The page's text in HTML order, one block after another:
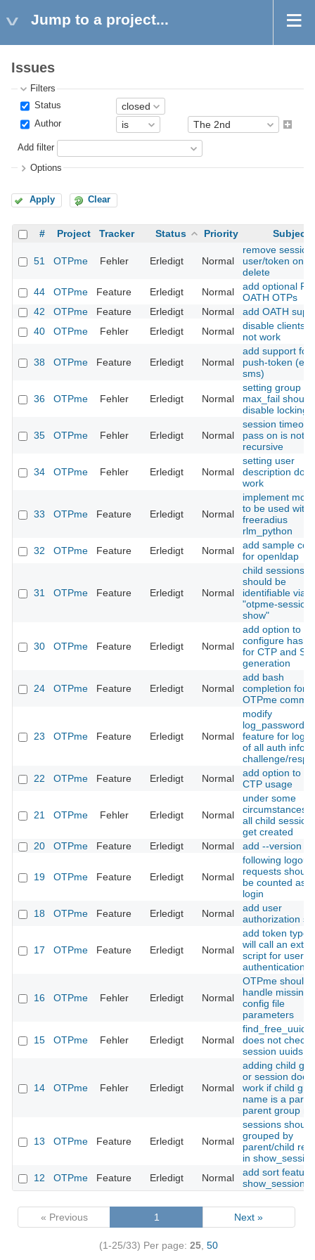
Jump to a project...
Issues
Filters
Status
Author
Add filter
Options
Apply Clear
# Project Tracker Status Priority Subject
51 OTPme Fehler Erledigt Normal
remove
user/token on
delete
44
OTPme Feature Erledigt Normal
add optional
OATH OTPs
42
OTPme Feature Erledigt Normal
add OATH
40
OTPme Fehler Erledigt Normal
disable clients
not work
38 OTPme Feature Erledigt Normal
add support for
push-token (e.g.
sms)
36 OTPme Fehler Erledigt Normal
setting group
max_fail should
disable locking
35 OTPme Fehler Erledigt Normal
session timeout
pass on is not
recursive
34 OTPme Fehler Erledigt Normal
setting user
description
work
33 OTPme Feature Erledigt Normal
implement
to be used with
freeradius
rlm_python
32
OTPme Feature Erledigt Normal
add sample
for openldap
31 OTPme Feature Erledigt Normal
child sessions
should be
identifiable via
"otpme-session
show"
30 OTPme Feature Erledigt Normal
add option to
configure hash
for CTP and
generation
24 OTPme Feature Erledigt Normal
add bash
completion for
OTPme
23 OTPme Feature Erledigt Normal
modify
log_passwords
feature for
of all auth infos
challenge/
22
OTPme Feature Erledigt Normal
add option to
CTP usage
21 OTPme Fehler Erledigt Normal
under some
circumstances
all child
get created
20
OTPme Feature Erledigt Normal add --version
19 OTPme Feature Erledigt Normal
following logout
requests
be counted as
login
18
OTPme Feature Erledigt Normal
add user
authorization
17 OTPme Feature Erledigt Normal
add token type
will call an
script for user
authentication
16 OTPme Fehler Erledigt Normal
OTPme should
handle missing
config file
parameters
15 OTPme Fehler Erledigt Normal
find_free_uuid()
does not check
session uuids
14 OTPme Fehler Erledigt Normal
adding child
or session does
work if child
name is a part
parent group
13 OTPme Feature Erledigt Normal
sessions
grouped by
parent/child
in
12
OTPme Feature Erledigt Normal
add sort
« Previous 1 Next »
(1-25/33) Per page: 25 50